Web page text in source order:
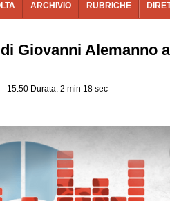
ARCHIVIO RUBRICHE
Giovanni Alemanno
- 15:50 Durata: 2 min 18 sec